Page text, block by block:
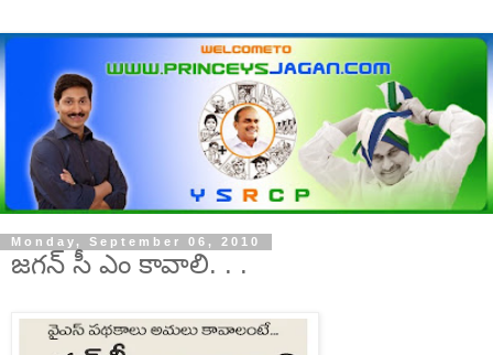
Monday, September 06, 2010
జగన్ సీ ఎం కావాలి. . .